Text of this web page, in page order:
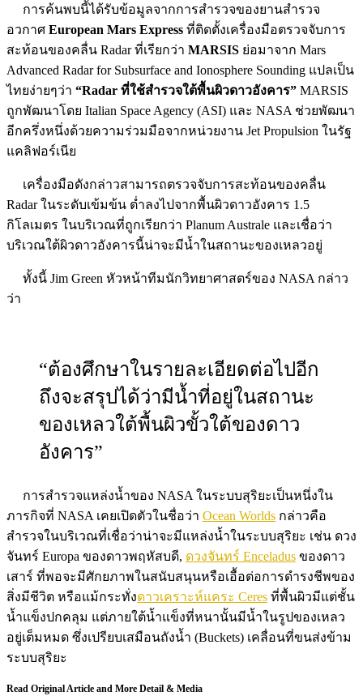
การค้นพบนี้ได้รับข้อมูลจากการสำรวจของยานสำรวจ
อวกาศ European Mars Express ที่ติดตั้งเครื่องมือตรวจจับการ
สะท้อนของคลื่น Radar ที่เรียกว่า MARSIS ย่อมาจาก Mars
Advanced Radar for Subsurface and Ionosphere Sounding แปลเป็น
ไทยง่ายๆว่า “Radar ที่ใช้สำรวจใต้พื้นผิวดาวอังคาร” MARSIS
ถูกพัฒนาโดย Italian Space Agency (ASI) และ NASA ช่วยพัฒนา
อีกครึ่งหนึ่งด้วยความร่วมมือจากหน่วยงาน Jet Propulsion ในรัฐ
แคลิฟอร์เนีย
เครื่องมือดังกล่าวสามารถตรวจจับการสะท้อนของคลื่น
Radar ในระดับเข้มข้น ต่ำลงไปจากพื้นผิวดาวอังคาร 1.5
กิโลเมตร ในบริเวณที่ถูกเรียกว่า Planum Australe และเชื่อว่า
บริเวณใต้ผิวดาวอังคารนี้น่าจะมีน้ำในสถานะของเหลวอยู่
ทั้งนี้ Jim Green หัวหน้าทีมนักวิทยาศาสตร์ของ NASA กล่าว
ว่า
“ต้องศึกษาในรายละเอียดต่อไปอีก
ถึงจะสรุปได้ว่ามีน้ำที่อยู่ในสถานะ
ของเหลวใต้พื้นผิวขั้วใต้ของดาว
อังคาร”
การสำรวจแหล่งน้ำของ NASA ในระบบสุริยะเป็นหนึ่งใน
ภารกิจที่ NASA เคยเปิดตัวในชื่อว่า Ocean Worlds กล่าวคือ
สำรวจในบริเวณที่เชื่อว่าน่าจะมีแหล่งน้ำในระบบสุริยะ เช่น ดวง
จันทร์ Europa ของดาวพฤหัสบดี, ดวงจันทร์ Enceladus ของดาว
เสาร์ ที่พอจะมีศักยภาพในสนับสนุนหรือเอื้อต่อการดำรงชีพของ
สิ่งมีชีวิต หรือแม้กระทั่งดาวเคราะห์แคระ Ceres ที่พื้นผิวมีแต่ชั้น
น้ำแข็งปกคลุม แต่ภายใต้น้ำแข็งที่หนานั้นมีน้ำในรูปของเหลว
อยู่เต็มหมด ซึ่งเปรียบเสมือนถังน้ำ (Buckets) เคลื่อนที่ขนส่งข้าม
ระบบสุริยะ
Read Original Article and More Detail & Media